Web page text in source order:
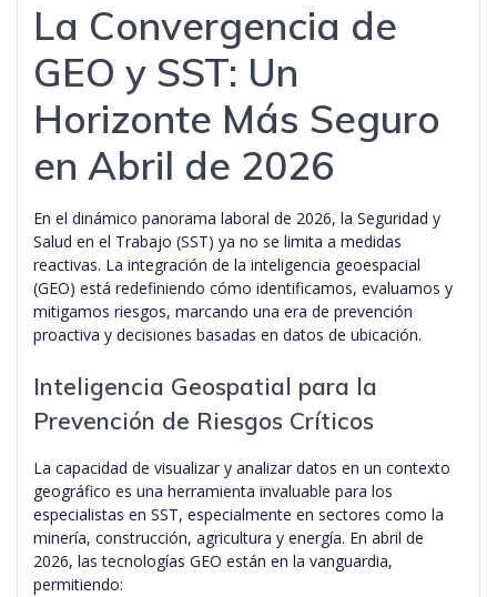
La Convergencia de
GEO y SST: Un
Horizonte Más Seguro
en Abril de 2026
En el dinámico panorama laboral de 2026, la Seguridad y
Salud en el Trabajo (SST) ya no se limita a medidas
reactivas. La integración de la inteligencia geoespacial
(GEO) está redefiniendo cómo identificamos, evaluamos y
mitigamos riesgos, marcando una era de prevención
proactiva y decisiones basadas en datos de ubicación.
Inteligencia Geospatial para la
Prevención de Riesgos Críticos
La capacidad de visualizar y analizar datos en un contexto
geográfico es una herramienta invaluable para los
especialistas en SST, especialmente en sectores como la
minería, construcción, agricultura y energía. En abril de
2026, las tecnologías GEO están en la vanguardia,
permitiendo: